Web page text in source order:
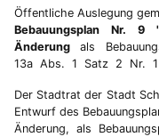
Öffentliche Auslegung
Bebauungsplan Nr.
Änderung
als
13a Abs. 1 Satz 2 Nr. 1
Der Stadtrat der Stadt
Entwurf des
Änderung, als